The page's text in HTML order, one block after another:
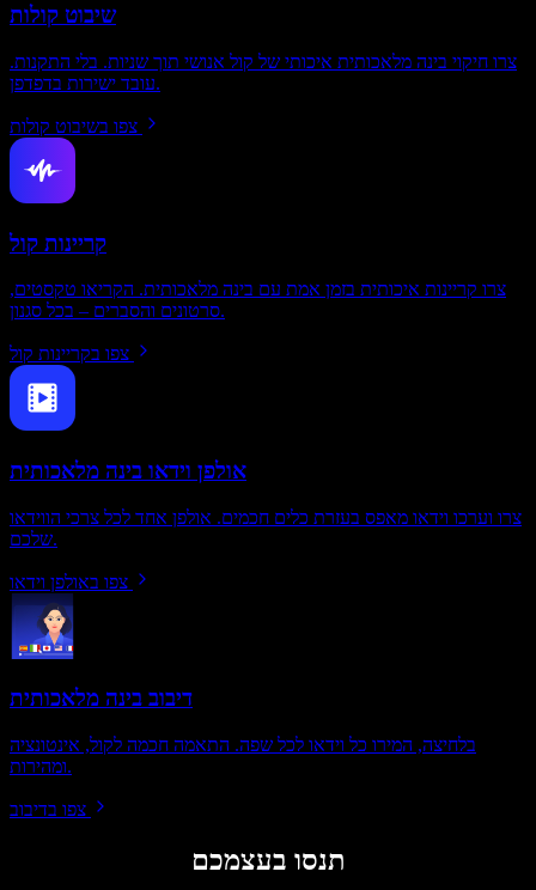
שיבוט קולות
צרו חיקוי בינה מלאכותית איכותי של קול אנושי תוך שניות. בלי התקנות.
עובד ישירות בדפדפן.
צפו בשיבוט קולות
קריינות קול
צרו קריינות איכותית בזמן אמת עם בינה מלאכותית. הקריאו טקסטים,
סרטונים והסברים – בכל סגנון.
צפו בקריינות קול
אולפן וידאו בינה מלאכותית
צרו וערכו וידאו מאפס בעזרת כלים חכמים. אולפן אחד לכל צרכי הווידאו
שלכם.
צפו באולפן וידאו
דיבוב בינה מלאכותית
בלחיצה, המירו כל וידאו לכל שפה. התאמה חכמה לקול, אינטונציה
ומהירות.
צפו בדיבוב
תנסו בעצמכם